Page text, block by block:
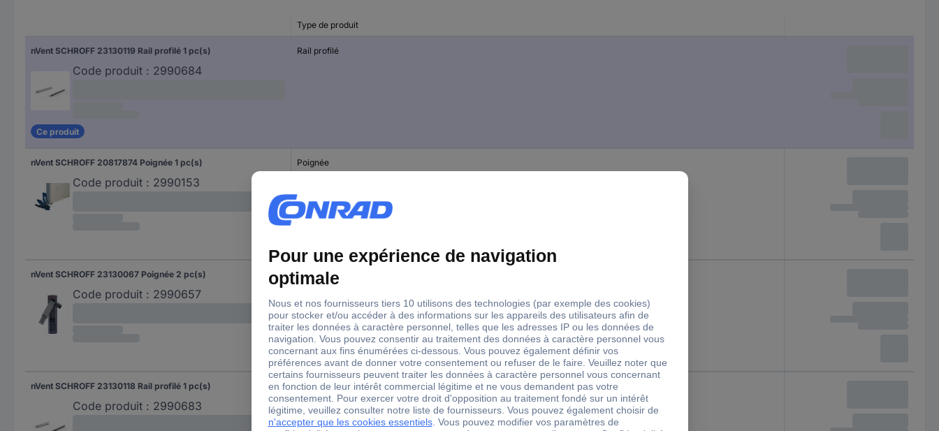
Type de produit
nVent SCHROFF 23130119 Rail profilé 1 pc(s)
Code produit : 2990684
Ce produit
Rail profilé
nVent SCHROFF 20817874 Poignée 1 pc(s)
Code produit : 2990153
Poignée
nVent SCHROFF 23130067 Poignée 2 pc(s)
Code produit : 2990657
Poignée
nVent SCHROFF 23130118 Rail profilé 1 pc(s)
Code produit : 2990683
Rail profilé